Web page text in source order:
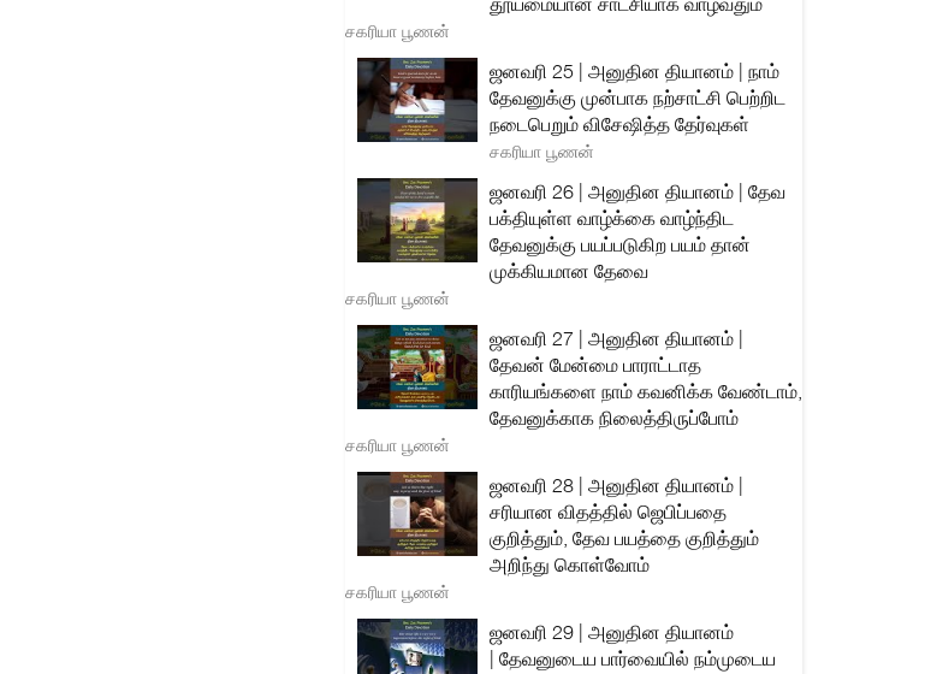
சகரியா பூணன்
ஜனவரி 25 | அனுதின தியானம் | நாம்
தேவனுக்கு முன்பாக நற்சாட்சி பெற்றிட
நடைபெறும் விசேஷித்த தேர்வுகள்
சகரியா பூணன்
ஜனவரி 26 | அனுதின தியானம் | தேவ
பக்தியுள்ள வாழ்க்கை வாழ்ந்திட
தேவனுக்கு பயப்படுகிற பயம் தான்
முக்கியமான தேவை
சகரியா பூணன்
ஜனவரி 27 | அனுதின தியானம் |
தேவன் மேன்மை பாராட்டாத
காரியங்களை நாம் கவனிக்க வேண்டாம்,
தேவனுக்காக நிலைத்திருப்போம்
சகரியா பூணன்
ஜனவரி 28 | அனுதின தியானம் |
சரியான விதத்தில் ஜெபிப்பதை
குறித்தும், தேவ பயத்தை குறித்தும்
அறிந்து கொள்வோம்
சகரியா பூணன்
ஜனவரி 29 | அனுதின தியானம்
| தேவனுடைய பார்வையில் நம்முடைய